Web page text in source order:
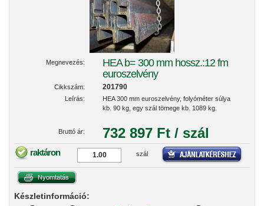
Megnevezés:
HEA b= 300 mm hossz.:12 fm
euroszelvény
Cikkszám: 201790
Leírás:
HEA 300 mm euroszelvény, folyóméter súlya
kb. 90 kg, egy szál tömege kb. 1089 kg.
Bruttó ár: 732 897 Ft / szál
raktáron szál
Készletinformáció: